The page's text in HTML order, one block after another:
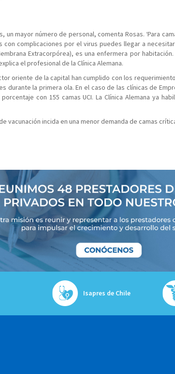
mayor número de personal, comenta Rosas. ‘Para
complicaciones por el virus puedes llegar a
Extracorpórea), es una enfermera por
el profesional de la Clínica Alemana.
oriente de la capital han cumplido con los
durante la primera ola. En el caso de las clínicas de
con 155 camas UCI. La Clínica Alemana ya
vacunación incida en una menor demanda de camas
Isapres de Chile